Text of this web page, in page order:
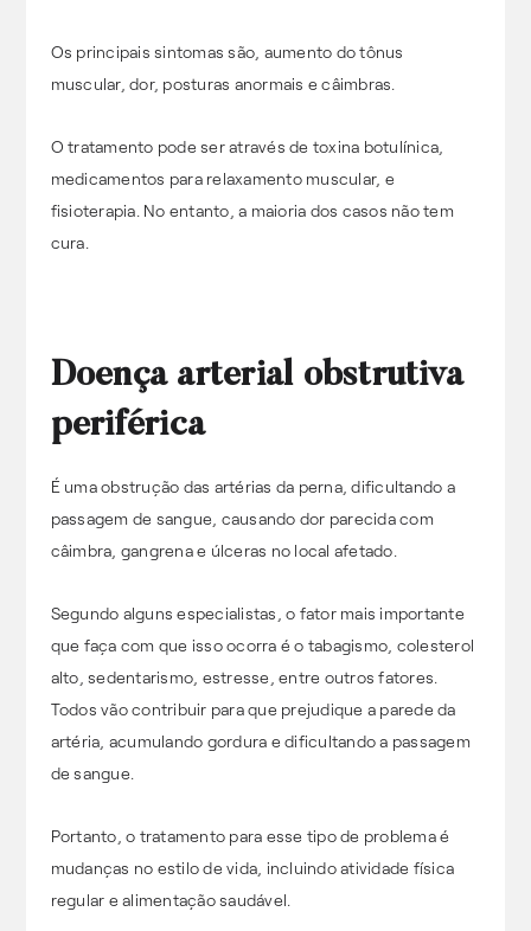
Os principais sintomas são, aumento do tônus
muscular, dor, posturas anormais e câimbras.
O tratamento pode ser através de toxina botulínica,
medicamentos para relaxamento muscular, e
fisioterapia. No entanto, a maioria dos casos não tem
cura.
Doença arterial obstrutiva
periférica
É uma obstrução das artérias da perna, dificultando a
passagem de sangue, causando dor parecida com
câimbra, gangrena e úlceras no local afetado.
Segundo alguns especialistas, o fator mais importante
que faça com que isso ocorra é o tabagismo, colesterol
alto, sedentarismo, estresse, entre outros fatores.
Todos vão contribuir para que prejudique a parede da
artéria, acumulando gordura e dificultando a passagem
de sangue.
Portanto, o tratamento para esse tipo de problema é
mudanças no estilo de vida, incluindo atividade física
regular e alimentação saudável.